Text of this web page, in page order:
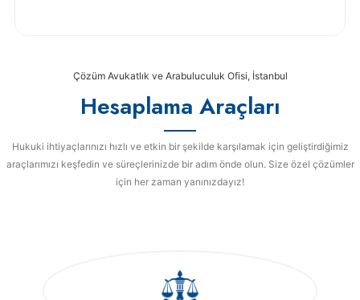
Çözüm Avukatlık ve Arabuluculuk Ofisi, İstanbul
Hesaplama Araçları
Hukuki ihtiyaçlarınızı hızlı ve etkin bir şekilde karşılamak için geliştirdiğimiz
araçlarımızı keşfedin ve süreçlerinizde bir adım önde olun. Size özel çözümler
için her zaman yanınızdayız!